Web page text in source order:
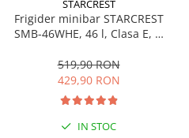
Aspiratoare
Mopuri electrice cu abur
Cantare corporale
Ingrijire tesaturi
Statii de calcat
STARCREST
Frigider minibar STARCREST
SMB-46WHE, 46 l, Clasa E, H
519,90 RON
429,90 RON
IN STOC